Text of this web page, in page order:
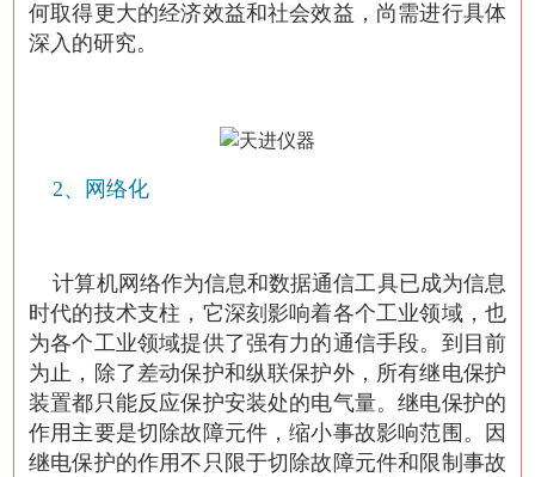
何取得更大的经济效益和社会效益，尚需进行具体
深入的研究。
2、网络化
计算机网络作为信息和数据通信工具已成为信息
时代的技术支柱，它深刻影响着各个工业领域，也
为各个工业领域提供了强有力的通信手段。到目前
为止，除了差动保护和纵联保护外，所有继电保护
装置都只能反应保护安装处的电气量。继电保护的
作用主要是切除故障元件，缩小事故影响范围。因
继电保护的作用不只限于切除故障元件和限制事故